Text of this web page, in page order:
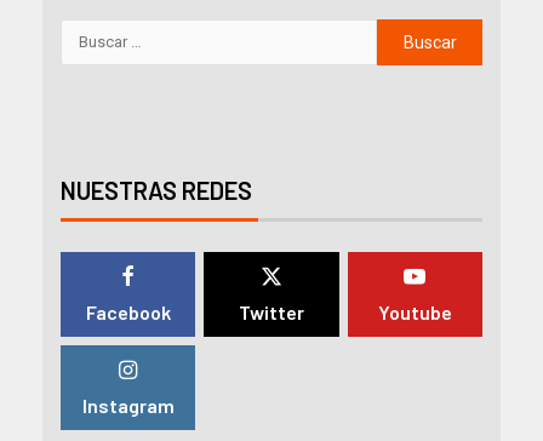
NUESTRAS REDES
Facebook Twitter Youtube
Instagram